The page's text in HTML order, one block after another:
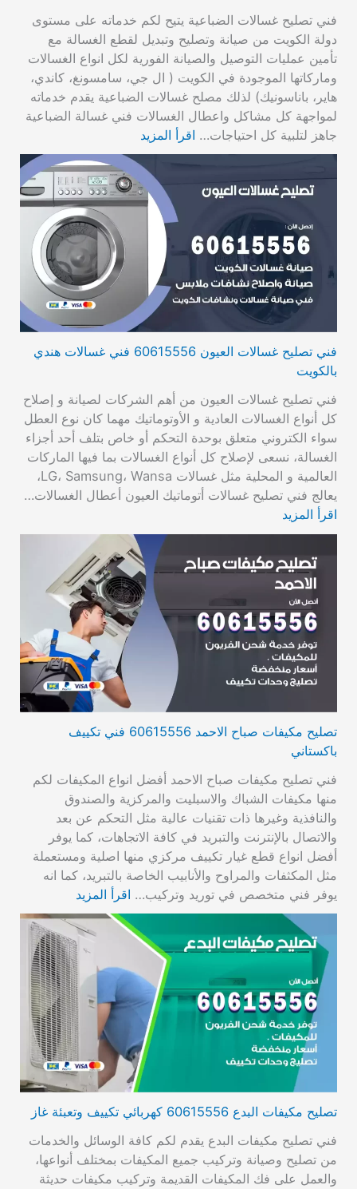
فني تصليح غسالات الضباعية يتيح لكم خدماته على مستوى
دولة الكويت من صيانة وتصليح وتبديل لقطع الغسالة مع
تأمين عمليات التوصيل والصيانة الفورية لكل انواع الغسالات
وماركاتها الموجودة في الكويت ( ال جي، سامسونغ، كاندي،
هاير، باناسونيك) لذلك مصلح غسالات الضباعية يقدم خدماته
لمواجهة كل مشاكل واعطال الغسالات فني غسالة الضباعية
جاهز لتلبية كل احتياجات… اقرأ المزيد
فني تصليح غسالات العيون 60615556 فني غسالات هندي
بالكويت
فني تصليح غسالات العيون من أهم الشركات لصيانة و إصلاح
كل أنواع الغسالات العادية و الأوتوماتيك مهما كان نوع العطل
سواء الكتروني متعلق بوحدة التحكم أو خاص بتلف أحد أجزاء
الغسالة، نسعى لإصلاح كل أنواع الغسالات بما فيها الماركات
العالمية و المحلية مثل غسالات LG، Samsung، Wansa،
يعالج فني تصليح غسالات أتوماتيك العيون أعطال الغسالات…
اقرأ المزيد
تصليح مكيفات صباح الاحمد 60615556 فني تكييف
باكستاني
فني تصليح مكيفات صباح الاحمد أفضل انواع المكيفات لكم
منها مكيفات الشباك والاسبليت والمركزية والصندوق
والنافذية وغيرها ذات تقنيات عالية مثل التحكم عن بعد
والاتصال بالإنترنت والتبريد في كافة الاتجاهات، كما يوفر
أفضل انواع قطع غيار تكييف مركزي منها اصلية ومستعملة
مثل المكثفات والمراوح والأنابيب الخاصة بالتبريد، كما انه
يوفر فني متخصص في توريد وتركيب… اقرأ المزيد
تصليح مكيفات البدع 60615556 كهربائي تكييف وتعبئة غاز
فني تصليح مكيفات البدع يقدم لكم كافة الوسائل والخدمات
من تصليح وصيانة وتركيب جميع المكيفات بمختلف أنواعها،
والعمل على فك المكيفات القديمة وتركيب مكيفات حديثة